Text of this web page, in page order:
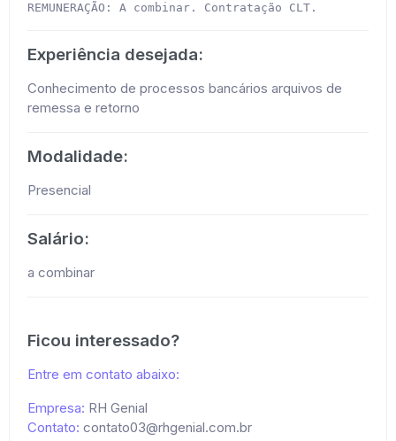
REMUNERAÇÃO: A combinar. Contratação CLT.
Experiência desejada:
Conhecimento de processos bancários arquivos de
remessa e retorno
Modalidade:
Presencial
Salário:
a combinar
Ficou interessado?
Entre em contato abaixo:
Empresa: RH Genial
Contato: contato03@rhgenial.com.br